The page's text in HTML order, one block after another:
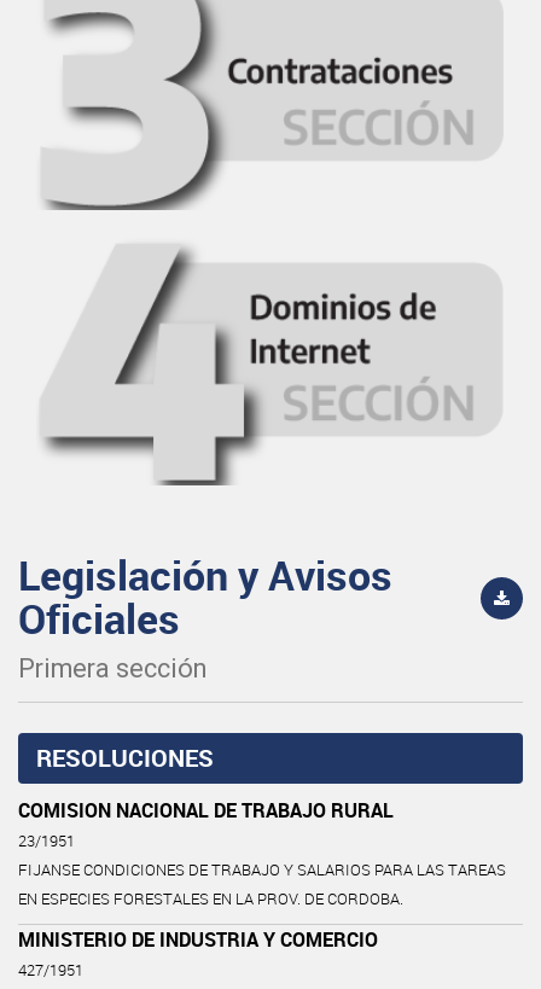
Legislación y Avisos
Oficiales
Primera sección
RESOLUCIONES
COMISION NACIONAL DE TRABAJO RURAL
23/1951
FIJANSE CONDICIONES DE TRABAJO Y SALARIOS PARA LAS TAREAS
EN ESPECIES FORESTALES EN LA PROV. DE CORDOBA.
MINISTERIO DE INDUSTRIA Y COMERCIO
427/1951